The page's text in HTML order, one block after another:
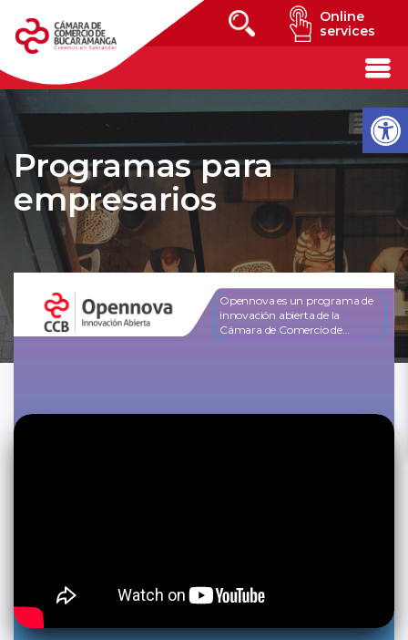
Online
services
Programas para
empresarios
Opennova es un programa de
innovación abierta de la
Cámara de Comercio de
Bucaramanga que impulsa la